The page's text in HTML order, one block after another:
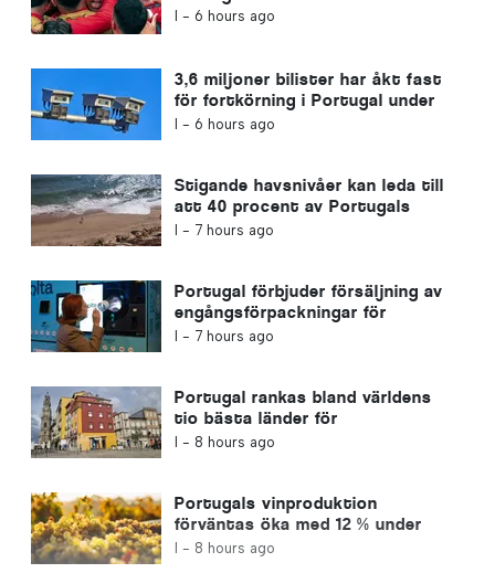
I - 6 hours ago
3,6 miljoner bilister har åkt fast
för fortkörning i Portugal under
de senaste tio åren
I - 6 hours ago
Stigande havsnivåer kan leda till
att 40 procent av Portugals
stränder försvinner
I - 7 hours ago
Portugal förbjuder försäljning av
engångsförpackningar för
drycker utan Volta-märket
I - 7 hours ago
Portugal rankas bland världens
tio bästa länder för
utlandsboende
I - 8 hours ago
Portugals vinproduktion
förväntas öka med 12 % under
denna skörd
I - 8 hours ago